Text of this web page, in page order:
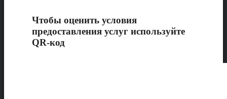
Чтобы оценить условия
предоставления услуг используйте
QR-код